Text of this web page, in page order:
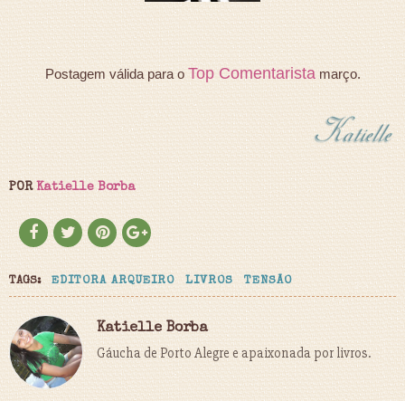
Postagem válida para oTop Comentaristamarço.
PORKatielle Borba
TAGS: EDITORA ARQUEIRO LIVROS TENSÃO
Katielle Borba
Gáucha de Porto Alegre e apaixonada por livros.